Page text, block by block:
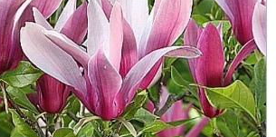
d’étoiles: Janvier : Âmes anciennes,
souvent revenues pour achever un
passées. Elles apportent une sagesse
les parents à grandir spirituellement, et
d’ancrage et de vision à long terme pour
: Visionnaires libres et empathiques,
familiaux rigides,